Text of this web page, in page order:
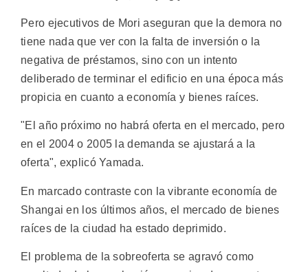
Pero ejecutivos de Mori aseguran que la demora no
tiene nada que ver con la falta de inversión o la
negativa de préstamos, sino con un intento
deliberado de terminar el edificio en una época más
propicia en cuanto a economía y bienes raíces.
"El año próximo no habrá oferta en el mercado, pero
en el 2004 o 2005 la demanda se ajustará a la
oferta", explicó Yamada.
En marcado contraste con la vibrante economía de
Shangai en los últimos años, el mercado de bienes
raíces de la ciudad ha estado deprimido.
El problema de la sobreoferta se agravó como